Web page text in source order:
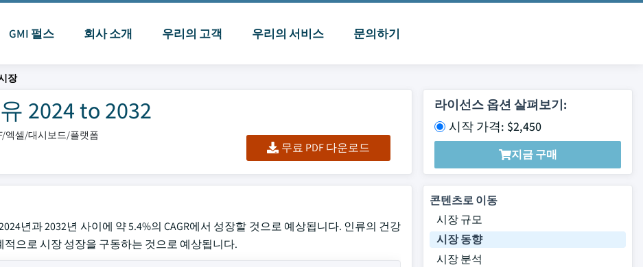
GMI 펄스 회사 소개 우리의 고객 우리의 서비스 문의하기
장
2024 to 2032
엑셀/대시보드/플랫폼
무료 PDF 다운로드
라이선스 옵션 살펴보기:
시작 가격: $2,450
지금 구매
년과 2032년 사이에 약 5.4%의 CAGR에서 성장할 것으로 예상됩니다. 인류의 건강
으로 시장 성장을 구동하는 것으로 예상됩니다.
콘텐츠로 이동
시장 규모
시장 동향
시장 분석